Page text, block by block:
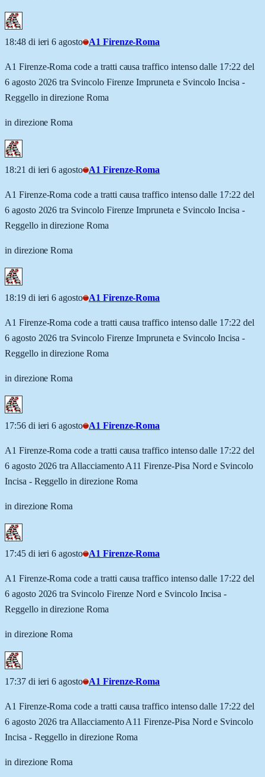
18:48 di ieri 6 agosto A1 Firenze-Roma
A1 Firenze-Roma code a tratti causa traffico intenso dalle 17:22 del
6 agosto 2026 tra Svincolo Firenze Impruneta e Svincolo Incisa -
Reggello in direzione Roma
in direzione Roma
18:21 di ieri 6 agosto A1 Firenze-Roma
A1 Firenze-Roma code a tratti causa traffico intenso dalle 17:22 del
6 agosto 2026 tra Svincolo Firenze Impruneta e Svincolo Incisa -
Reggello in direzione Roma
in direzione Roma
18:19 di ieri 6 agosto A1 Firenze-Roma
A1 Firenze-Roma code a tratti causa traffico intenso dalle 17:22 del
6 agosto 2026 tra Svincolo Firenze Impruneta e Svincolo Incisa -
Reggello in direzione Roma
in direzione Roma
17:56 di ieri 6 agosto A1 Firenze-Roma
A1 Firenze-Roma code a tratti causa traffico intenso dalle 17:22 del
6 agosto 2026 tra Allacciamento A11 Firenze-Pisa Nord e Svincolo
Incisa - Reggello in direzione Roma
in direzione Roma
17:45 di ieri 6 agosto A1 Firenze-Roma
A1 Firenze-Roma code a tratti causa traffico intenso dalle 17:22 del
6 agosto 2026 tra Svincolo Firenze Nord e Svincolo Incisa -
Reggello in direzione Roma
in direzione Roma
17:37 di ieri 6 agosto A1 Firenze-Roma
A1 Firenze-Roma code a tratti causa traffico intenso dalle 17:22 del
6 agosto 2026 tra Allacciamento A11 Firenze-Pisa Nord e Svincolo
Incisa - Reggello in direzione Roma
in direzione Roma